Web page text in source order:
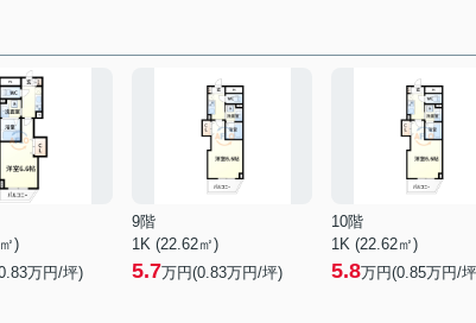
)
万円/坪)
9階
1K (22.62㎡)
5.7万円(0.83万円/坪)
10階
1K (22.62㎡)
5.8万円(0.85万円/